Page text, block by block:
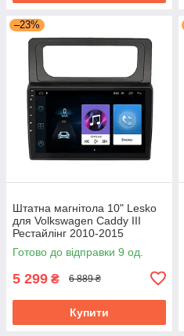
–23%
Штатна магнітола 10" Lesko
для Volkswagen Caddy III
Рестайлінг 2010-2015
1/16Gb/ Wi-Fi Optima
Вольксваген
Готово до відправки 9 од.
5 299 ₴ 6 889 ₴
Купити